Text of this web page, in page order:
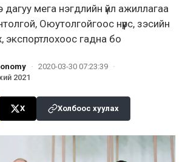
мега нэгдлийн үйл ажиллагаа
Оюутолгойгоос нүүрс, зэсийн
экспортлохоос гадна бо
· 2020-03-30 07:23:39 ·
2021
X Холбоос хуулах